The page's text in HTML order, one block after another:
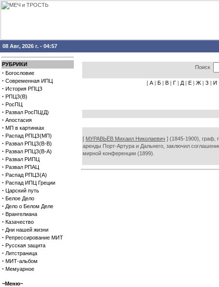
08 Авг, 2026 г. - 04:57
РУБРИКИ
· Богословие
· Современная ИПЦ
· История РПЦЗ
· РПЦЗ(В)
· РосПЦ
· Развал РосПЦ(Д)
· Апостасия
· МП в картинках
· Распад РПЦЗ(МП)
· Развал РПЦЗ(В-В)
· Развал РПЦЗ(В-А)
· Развал РИПЦ
· Развал РПАЦ
· Распад РПЦЗ(А)
· Распад ИПЦ Греции
· Царский путь
· Белое Дело
· Дело о Белом Деле
· Врангелиана
· Казачество
· Дни нашей жизни
· Репрессирование МИТ
· Русская защита
· Литстраница
· МИТ-альбом
· Мемуарное
~Меню~
Поиск
[ А | Б | В | Г | Д | Е | Ж | З | И
[ МУРАВЬЁВ Михаил Николаевич ] (1845-1900), граф,
аренды Порт-Артура и Дальнего, заключил
мирной конференции (1899).